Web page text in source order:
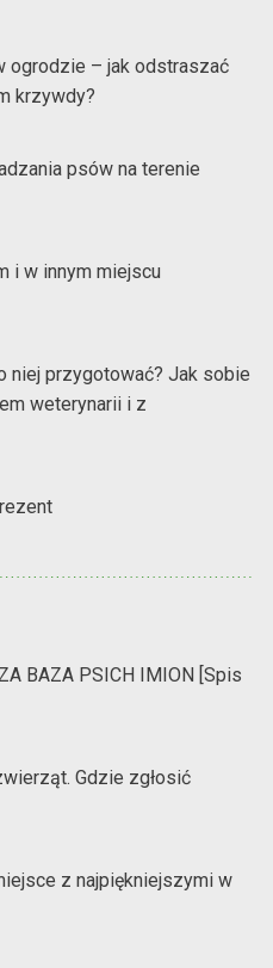
ogrodzie – jak odstraszać
krzywdy?
psów na terenie
i w innym miejscu
niej przygotować? Jak sobie
weterynarii i z
BAZA PSICH IMION [Spis
Gdzie zgłosić
z najpiękniejszymi w